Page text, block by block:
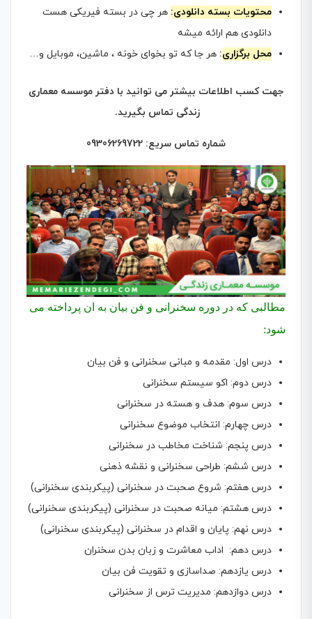
محتویات بسته دانلودی: هر چی در بسته فیریکی هست
دانلودی هم ارائه میشه
محل برگزاری: هر جا که تو بخوای خونه ، ماشین، موبایل و…
جهت کسب اطلاعات بیشتر می توانید با دفتر موسسه معماری
زندگی تماس بگیرید.
شماره تماس سریع: 09306269722
مطالبی که در دوره سخنرانی و فن بیان به ان پرداخته می
شود:
درس اول: مقدمه و مبانی سخنرانی و فن بیان
درس دوم: اکو سیستم سخنرانی
درس سوم: هدف و هسته در سخنرانی
درس چهارم: انتخاب موضوع سخنرانی
درس پنجم: شناخت مخاطب در سخنرانی
درس ششم: طراحی سخنرانی و نقشه ذهنی
درس هفتم: شروع صحبت در سخنرانی (پیکربندی سخنرانی)
درس هشتم: میانه صحبت در سخنرانی (پیکربندی سخنرانی)
درس نهم: پایان و اقدام در سخنرانی (پیکربندی سخنرانی)
درس دهم: اداب معاشرت و زبان بدن سخنران
درس یازدهم: صداسازی و تقویت فن بیان
درس دوازدهم: مدیریت ترس از سخنرانی